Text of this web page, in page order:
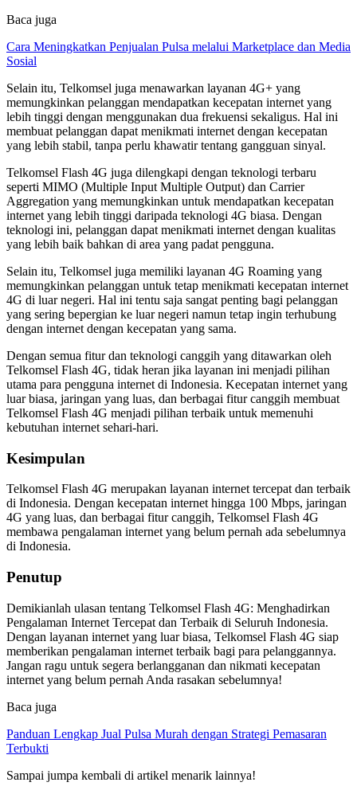
Baca juga
Cara Meningkatkan Penjualan Pulsa melalui Marketplace dan Media
Sosial
Selain itu, Telkomsel juga menawarkan layanan 4G+ yang
memungkinkan pelanggan mendapatkan kecepatan internet yang
lebih tinggi dengan menggunakan dua frekuensi sekaligus. Hal ini
membuat pelanggan dapat menikmati internet dengan kecepatan
yang lebih stabil, tanpa perlu khawatir tentang gangguan sinyal.
Telkomsel Flash 4G juga dilengkapi dengan teknologi terbaru
seperti MIMO (Multiple Input Multiple Output) dan Carrier
Aggregation yang memungkinkan untuk mendapatkan kecepatan
internet yang lebih tinggi daripada teknologi 4G biasa. Dengan
teknologi ini, pelanggan dapat menikmati internet dengan kualitas
yang lebih baik bahkan di area yang padat pengguna.
Selain itu, Telkomsel juga memiliki layanan 4G Roaming yang
memungkinkan pelanggan untuk tetap menikmati kecepatan internet
4G di luar negeri. Hal ini tentu saja sangat penting bagi pelanggan
yang sering bepergian ke luar negeri namun tetap ingin terhubung
dengan internet dengan kecepatan yang sama.
Dengan semua fitur dan teknologi canggih yang ditawarkan oleh
Telkomsel Flash 4G, tidak heran jika layanan ini menjadi pilihan
utama para pengguna internet di Indonesia. Kecepatan internet yang
luar biasa, jaringan yang luas, dan berbagai fitur canggih membuat
Telkomsel Flash 4G menjadi pilihan terbaik untuk memenuhi
kebutuhan internet sehari-hari.
Kesimpulan
Telkomsel Flash 4G merupakan layanan internet tercepat dan terbaik
di Indonesia. Dengan kecepatan internet hingga 100 Mbps, jaringan
4G yang luas, dan berbagai fitur canggih, Telkomsel Flash 4G
membawa pengalaman internet yang belum pernah ada sebelumnya
di Indonesia.
Penutup
Demikianlah ulasan tentang Telkomsel Flash 4G: Menghadirkan
Pengalaman Internet Tercepat dan Terbaik di Seluruh Indonesia.
Dengan layanan internet yang luar biasa, Telkomsel Flash 4G siap
memberikan pengalaman internet terbaik bagi para pelanggannya.
Jangan ragu untuk segera berlangganan dan nikmati kecepatan
internet yang belum pernah Anda rasakan sebelumnya!
Baca juga
Panduan Lengkap Jual Pulsa Murah dengan Strategi Pemasaran
Terbukti
Sampai jumpa kembali di artikel menarik lainnya!